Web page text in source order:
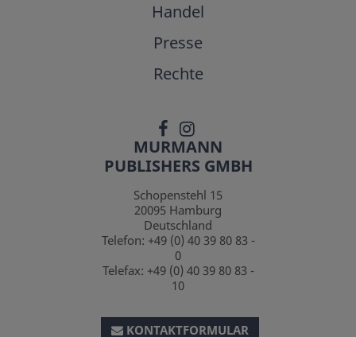
Handel
Presse
Rechte
MURMANN
PUBLISHERS GMBH
Schopenstehl 15
20095 Hamburg
Deutschland
Telefon: +49 (0) 40 39 80 83 -
0
Telefax: +49 (0) 40 39 80 83 -
10
KONTAKTFORMULAR